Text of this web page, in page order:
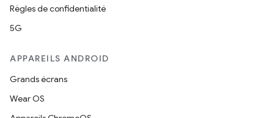
Règles de confidentialité
5G
APPAREILS ANDROID
Grands écrans
Wear OS